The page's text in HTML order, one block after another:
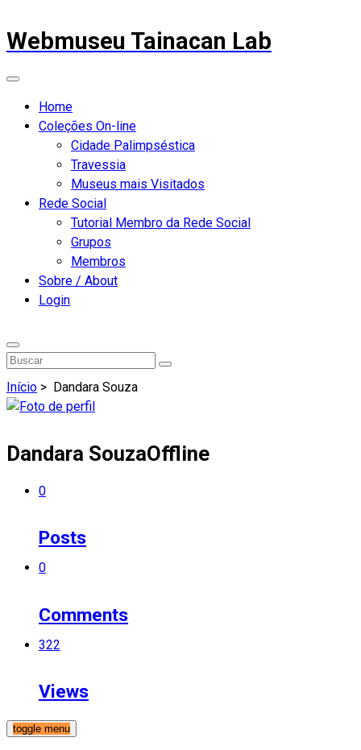
Webmuseu Tainacan Lab
Home
Coleções On-line
Cidade Palimpséstica
Travessia
Museus mais Visitados
Rede Social
Tutorial Membro da Rede Social
Grupos
Membros
Sobre / About
Login
Início > Dandara Souza
Dandara SouzaOffline
0
Posts
0
Comments
322
Views
toggle menu